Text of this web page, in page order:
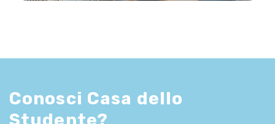
Conosci Casa dello